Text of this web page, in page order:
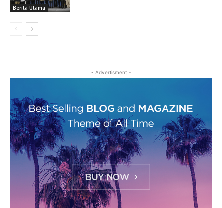
Berita Utama
- Advertisment -